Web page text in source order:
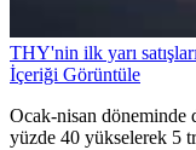
THY'nin ilk yarı
İçeriği Görüntüle
Ocak-nisan döneminde
yüzde 40 yükselerek 5